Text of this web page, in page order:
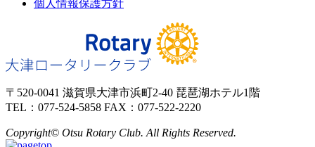
個人情報保護方針
〒520-0041 滋賀県大津市浜町2-40 琵琶湖ホテル1階
TEL：077-524-5858 FAX：077-522-2220
Copyright© Otsu Rotary Club. All Rights Reserved.